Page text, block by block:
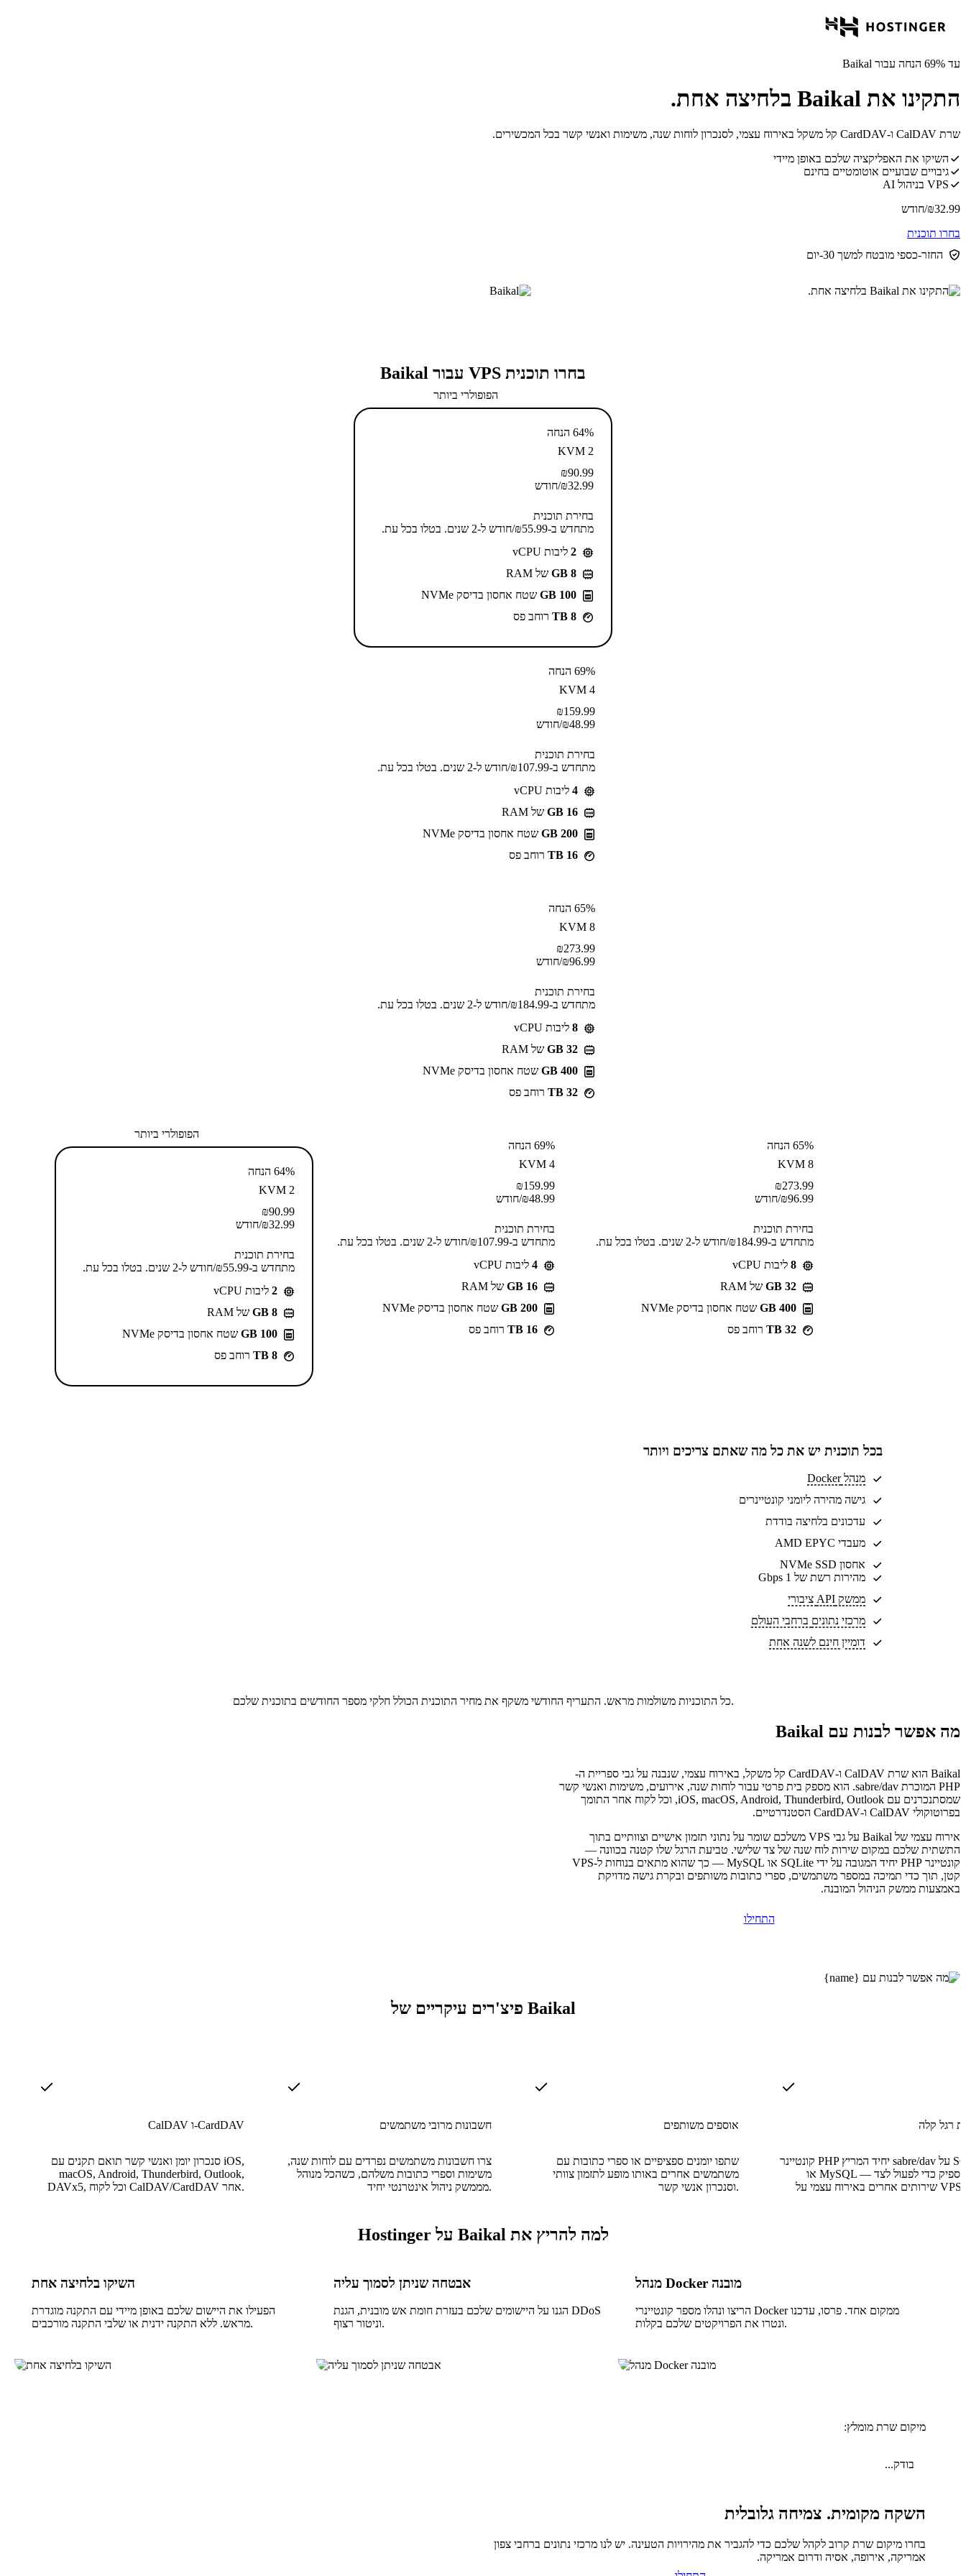
עד 69% הנחה עבור Baikal
התקינו את Baikal בלחיצה אחת.
שרת CalDAV ו-CardDAV קל משקל באירוח עצמי, לסנכרון לוחות שנה, משימות ואנשי קשר בכל המכשירים.
השיקו את האפליקציה שלכם באופן מיידי
גיבויים שבועיים אוטומטיים בחינם
VPS בניהול AI
32.99
₪/חודש
בחרו תוכנית
החזר-כספי מובטח למשך 30-יום
בחרו תוכנית VPS עבור Baikal
הפופולרי ביותר
64% הנחה
KVM 2
90.99
₪
32.99
₪/חודש
בחירת תוכנית
מתחדש ב-⁦55.99⁩₪/חודש ל-2 שנים. בטלו בכל עת.
2 ליבות vCPU
GB 8 של RAM
100 GB
שטח אחסון בדיסק NVMe
8 TB
רוחב פס
69% הנחה
KVM 4
159.99
₪
48.99
₪/חודש
בחירת תוכנית
מתחדש ב-⁦107.99⁩₪/חודש ל-2 שנים. בטלו בכל עת.
4 ליבות vCPU
GB 16 של RAM
200 GB
שטח אחסון בדיסק NVMe
16 TB
רוחב פס
65% הנחה
KVM 8
273.99
₪
96.99
₪/חודש
בחירת תוכנית
מתחדש ב-⁦184.99⁩₪/חודש ל-2 שנים. בטלו בכל עת.
8 ליבות vCPU
GB 32 של RAM
400 GB
שטח אחסון בדיסק NVMe
32 TB
רוחב פס
הפופולרי ביותר
64% הנחה
KVM 2
90.99
₪
32.99
₪/חודש
בחירת תוכנית
מתחדש ב-⁦55.99⁩₪/חודש ל-2 שנים. בטלו בכל עת.
2 ליבות vCPU
GB 8 של RAM
100 GB
שטח אחסון בדיסק NVMe
8 TB
רוחב פס
69% הנחה
KVM 4
159.99
₪
48.99
₪/חודש
בחירת תוכנית
מתחדש ב-⁦107.99⁩₪/חודש ל-2 שנים. בטלו בכל עת.
4 ליבות vCPU
GB 16 של RAM
200 GB
שטח אחסון בדיסק NVMe
16 TB
רוחב פס
65% הנחה
KVM 8
273.99
₪
96.99
₪/חודש
בחירת תוכנית
מתחדש ב-⁦184.99⁩₪/חודש ל-2 שנים. בטלו בכל עת.
8 ליבות vCPU
GB 32 של RAM
400 GB
שטח אחסון בדיסק NVMe
32 TB
רוחב פס
בכל תוכנית יש את כל מה שאתם צריכים ויותר
מנהל Docker
גישה מהירה ליומני קונטיינרים
עדכונים בלחיצה בודדת
מעבדי AMD EPYC
אחסון NVMe SSD
מהירות רשת של 1 Gbps
ממשק API ציבורי
מרכזי נתונים ברחבי העולם
דומיין חינם לשנה אחת
כל התוכניות משולמות מראש. התעריף החודשי משקף את מחיר התוכנית הכולל חלקי מספר החודשים בתוכנית שלכם.
מה אפשר לבנות עם Baikal
Baikal הוא שרת CalDAV ו-CardDAV קל משקל, באירוח עצמי, שנבנה על גבי ספריית ה-
PHP המוכרת sabre/dav. הוא מספק בית פרטי עבור לוחות שנה, אירועים, משימות ואנשי קשר
שמסתנכרנים עם iOS, macOS, Android, Thunderbird, Outlook, וכל לקוח אחר התומך
בפרוטוקולי CalDAV ו-CardDAV הסטנדרטיים.
אירוח עצמי של Baikal על גבי VPS משלכם שומר על נתוני תזמון אישיים וצוותיים בתוך
התשתית שלכם במקום שירות לוח שנה של צד שלישי. טביעת הרגל שלו קטנה בכוונה —
קונטיינר PHP יחיד המגובה על ידי SQLite או MySQL — כך שהוא מתאים בנוחות ל-VPS
קטן, תוך כדי תמיכה במספר משתמשים, ספרי כתובות משותפים ובקרת גישה מדויקת
באמצעות ממשק הניהול המובנה.
התחילו
פיצ'רים עיקריים של Baikal
CalDAV ו-CardDAV
סנכרון יומן ואנשי קשר תואם תקנים עם iOS,
macOS, Android, Thunderbird, Outlook,
DAVx5, וכל לקוח CalDAV/CardDAV אחר.
חשבונות מרובי משתמשים
צרו חשבונות משתמשים נפרדים עם לוחות שנה,
משימות וספרי כתובות משלהם, כשהכל מנוהל
מממשק ניהול אינטרנטי יחיד.
אוספים משותפים
שתפו יומנים ספציפיים או ספרי כתובות עם
משתמשים אחרים באותו מופע לתזמון צוותי
וסנכרון אנשי קשר.
רגל קלה
קונטיינר PHP יחיד המריץ sabre/dav על SQLite
או MySQL — קטן מספיק כדי לפעול לצד
למה להריץ את Baikal על Hostinger
השיקו בלחיצה אחת
הפעילו את היישום שלכם באופן מיידי עם התקנה מוגדרת
מראש. ללא התקנה ידנית או שלבי התקנה מורכבים.
אבטחה שניתן לסמוך עליה
הגנו על היישומים שלכם בעזרת חומת אש מובנית, הגנת DDoS
וניטור רצוף.
מנהל Docker מובנה
הריצו ונהלו מספר קונטיינרי Docker ממקום אחד. פרסו, עדכנו
ונטרו את הפרויקטים שלכם בקלות.
מיקום שרת מומלץ:
בודק...
השקה מקומית. צמיחה גלובלית
בחרו מיקום שרת קרוב לקהל שלכם כדי להגביר את מהירויות הטעינה. יש לנו מרכזי נתונים ברחבי צפון
אמריקה, אירופה, אסיה ודרום אמריקה.